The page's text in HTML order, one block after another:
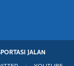
JALAN